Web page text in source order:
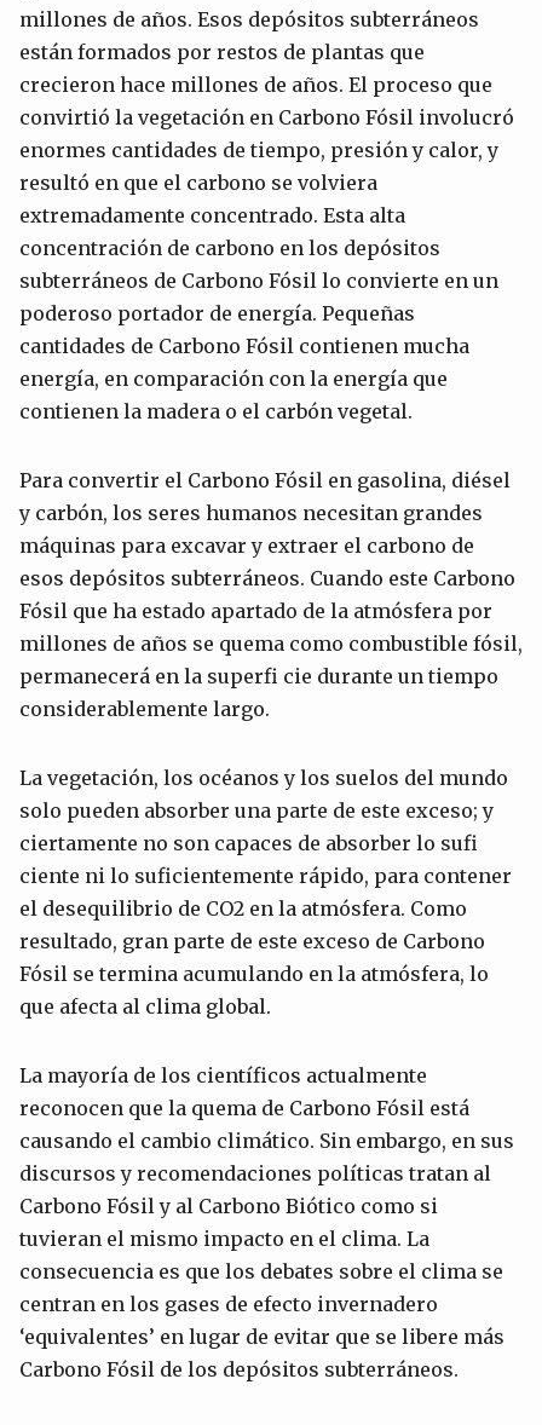
millones de años. Esos depósitos subterráneos
están formados por restos de plantas que
crecieron hace millones de años. El proceso que
convirtió la vegetación en Carbono Fósil involucró
enormes cantidades de tiempo, presión y calor, y
resultó en que el carbono se volviera
extremadamente concentrado. Esta alta
concentración de carbono en los depósitos
subterráneos de Carbono Fósil lo convierte en un
poderoso portador de energía. Pequeñas
cantidades de Carbono Fósil contienen mucha
energía, en comparación con la energía que
contienen la madera o el carbón vegetal.
Para convertir el Carbono Fósil en gasolina, diésel
y carbón, los seres humanos necesitan grandes
máquinas para excavar y extraer el carbono de
esos depósitos subterráneos. Cuando este Carbono
Fósil que ha estado apartado de la atmósfera por
millones de años se quema como combustible fósil,
permanecerá en la superfi cie durante un tiempo
considerablemente largo.
La vegetación, los océanos y los suelos del mundo
solo pueden absorber una parte de este exceso; y
ciertamente no son capaces de absorber lo sufi
ciente ni lo suficientemente rápido, para contener
el desequilibrio de CO2 en la atmósfera. Como
resultado, gran parte de este exceso de Carbono
Fósil se termina acumulando en la atmósfera, lo
que afecta al clima global.
La mayoría de los científicos actualmente
reconocen que la quema de Carbono Fósil está
causando el cambio climático. Sin embargo, en sus
discursos y recomendaciones políticas tratan al
Carbono Fósil y al Carbono Biótico como si
tuvieran el mismo impacto en el clima. La
consecuencia es que los debates sobre el clima se
centran en los gases de efecto invernadero
‘equivalentes’ en lugar de evitar que se libere más
Carbono Fósil de los depósitos subterráneos.